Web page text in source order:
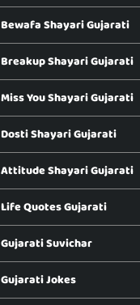
Bewafa Shayari Gujarati
Breakup Shayari Gujarati
Miss You Shayari Gujarati
Dosti Shayari Gujarati
Attitude Shayari Gujarati
Life Quotes Gujarati
Gujarati Suvichar
Gujarati Jokes